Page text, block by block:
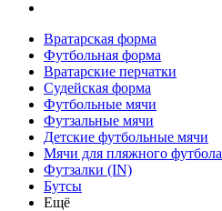
Вратарская форма
Футбольная форма
Вратарские перчатки
Судейская форма
Футбольные мячи
Футзальные мячи
Детские футбольные мячи
Мячи для пляжного футбола
Футзалки (IN)
Бутсы
Ещё